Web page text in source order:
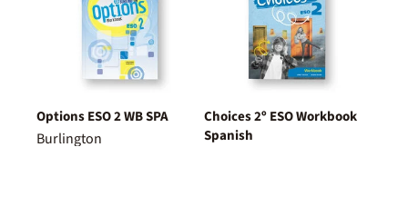
Options ESO 2 WB SPA
Burlington
Choices 2º ESO Workbook
Spanish